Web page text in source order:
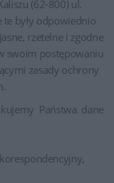
(62-800) ul.
te były odpowiednio
rzetelne i zgodne
swoim postępowaniu
zasady ochrony
Państwa dane